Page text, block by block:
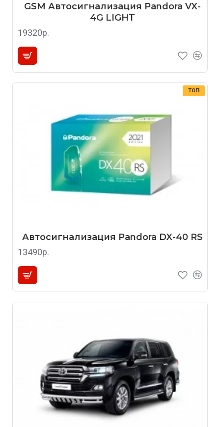
GSM Автосигнализация Pandora VX-
4G LIGHT
19320р.
ТОП
Автосигнализация Pandora DX-40 RS
13490р.